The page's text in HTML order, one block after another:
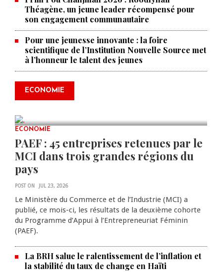
Théagène, un jeune leader récompensé pour
son engagement communautaire
Pour une jeunesse innovante : la foire
scientifique de l’Institution Nouvelle Source met
à l’honneur le talent des jeunes
ECONOMIE
0 COMMENTS
Produire le savoir pour
transformer Haïti : BRH lance la
2ᵉ édition de ses Journées
scientifiques
ECONOMIE
PAEF : 45 entreprises retenues par le
MCI dans trois grandes régions du
pays
POST ON JUL 23, 2026
Le Ministère du Commerce et de l’Industrie (MCI) a
publié, ce mois-ci, les résultats de la deuxième cohorte
du Programme d’Appui à l’Entrepreneuriat Féminin
(PAEF).
La BRH salue le ralentissement de l’inflation et
la stabilité du taux de change en Haïti